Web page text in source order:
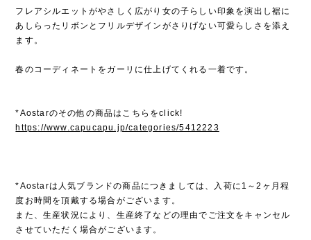
フレアシルエットがやさしく広がり女の子らしい印象を演出し裾に
あしらったリボンとフリルデザインがさりげない可愛らしさを添え
ます。
春のコーディネートをガーリに仕上げてくれる一着です。
*Aostarのその他の商品はこちらをclick!
https://www.capucapu.jp/categories/5412223
*Aostarは人気ブランドの商品につきましては、入荷に1～2ヶ月程
度お時間を頂戴する場合がございます。
また、生産状況により、生産終了などの理由でご注文をキャンセル
させていただく場合がございます。